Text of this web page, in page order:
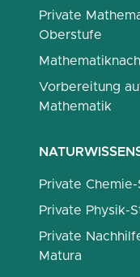
Private
Oberstufe
Vorbereitung
Mathematik
Private
Private Physik-
Private
Matura